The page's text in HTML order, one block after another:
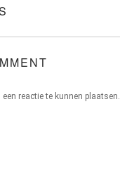
een reactie te kunnen plaatsen.